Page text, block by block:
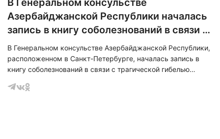
В Генеральном консульстве
Азербайджанской Республики началась
запись в книгу соболезнований в связи с
трагедией
В Генеральном консульстве Азербайджанской Республики,
расположенном в Санкт-Петербурге, началась запись в
книгу соболезнований в связи с трагической гибелью
«Азербайджанские Авиалинии».